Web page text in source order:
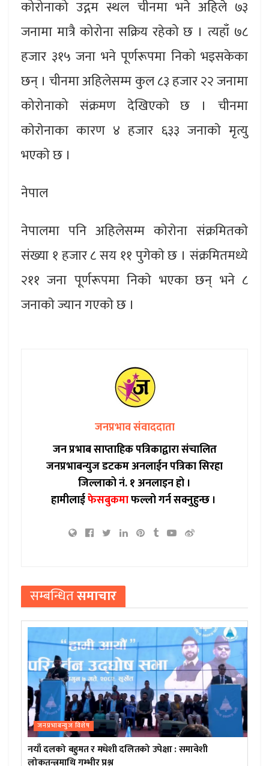
कोरोनाको उद्गम स्थल चीनमा भने अहिले ७३
जनामा मात्रै कोरोना सक्रिय रहेको छ । त्यहाँ ७८
हजार ३१५ जना भने पूर्णरूपमा निको भइसकेका
छन् । चीनमा अहिलेसम्म कुल ८३ हजार २२ जनामा
कोरोनाको संक्रमण देखिएको छ । चीनमा
काेराेनाका कारण ४ हजार ६३३ जनाकाे मृत्यु
भएकाे छ ।
नेपाल
नेपालमा पनि अहिलेसम्म काेराेना संक्रमितकाे
संख्या १ हजार ८ सय ११ पुगेकाे छ । संक्रमितमध्ये
२११ जना पूर्णरूपमा निकाे भएका छन् भने ८
जनाकाे ज्यान गएकाे छ ।
जनप्रभाव संवाददाता
जन प्रभाब साप्ताहिक पत्रिकाद्वारा संचालित
जनप्रभाबन्युज डटकम अनलाईन पत्रिका सिरहा
जिल्लाको नं. १ अनलाइन हो ।
हामीलाईफेसबुकमाफल्लो गर्न सक्नुहुन्छ ।
सम्बन्धितसमाचार
जनप्रभाबन्युज विशेष
नयाँ दलको बहुमत र मधेशी दलितको उपेक्षा : समावेशी